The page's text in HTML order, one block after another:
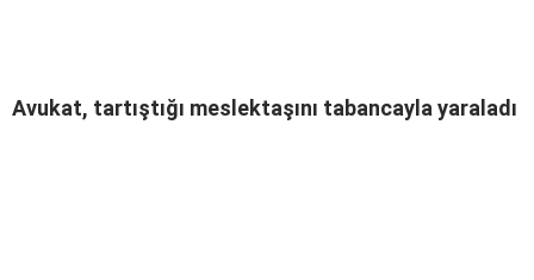
Avukat, tartıştığı meslektaşını tabancayla yaraladı